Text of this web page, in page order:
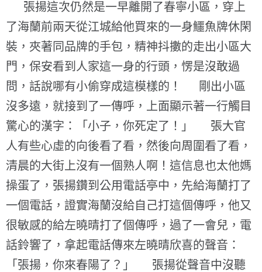
張揚這次仍然是一早離開了春寧小區，穿上
了海蘭前兩天從江城給他買來的一身鱷魚牌休閑
裝，夾著同品牌的手包，精神抖擻的走出小區大
門，保安看到人家這一身的行頭，愣是沒敢過
問，話說哪有小偷穿成這模樣的！ 剛出小區
沒多遠，就接到了一傳呼，上面顯示著一行觸目
驚心的漢字：「小子，你死定了！」 張大官
人有些心虛的向後看了看，然後向周圍看了看，
清晨的大街上沒有一個熟人啊！這信息也太他媽
操蛋了，張揚鑽到公用電話亭中，先給海蘭打了
一個電話，證實海蘭沒給自己打這個傳呼，他又
很敏感的給左曉晴打了個傳呼，過了一會兒，電
話鈴響了，拿起電話傳來左曉晴欣喜的聲音：
「張揚，你來春陽了？」 張揚從聲音中沒聽